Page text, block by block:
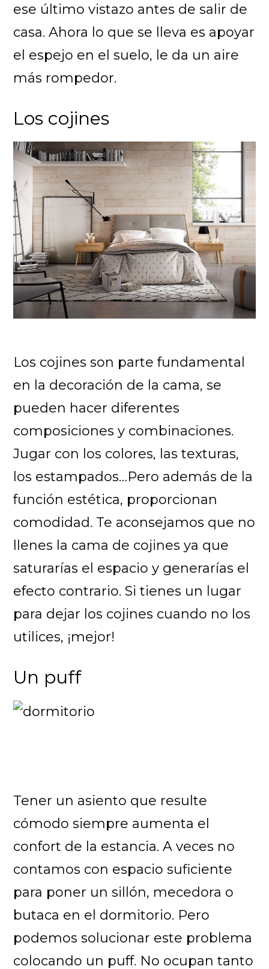
ese último vistazo antes de salir de
casa. Ahora lo que se lleva es apoyar
el espejo en el suelo, le da un aire
más rompedor.
Los cojines
Los cojines son parte fundamental
en la decoración de la cama, se
pueden hacer diferentes
composiciones y combinaciones.
Jugar con los colores, las texturas,
los estampados…Pero además de la
función estética, proporcionan
comodidad. Te aconsejamos que no
llenes la cama de cojines ya que
saturarías el espacio y generarías el
efecto contrario. Si tienes un lugar
para dejar los cojines cuando no los
utilices, ¡mejor!
Un puff
Tener un asiento que resulte
cómodo siempre aumenta el
confort de la estancia. A veces no
contamos con espacio suficiente
para poner un sillón, mecedora o
butaca en el dormitorio. Pero
podemos solucionar este problema
colocando un puff. No ocupan tanto